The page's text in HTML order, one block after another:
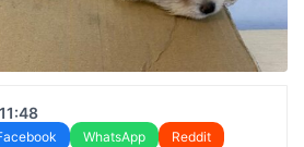
WhatsApp
Reddit